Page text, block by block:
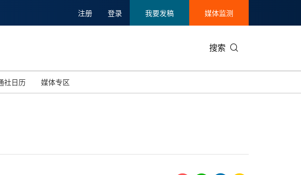
注册 登录 我要发稿 媒体监测
搜索
社日历 媒体专区